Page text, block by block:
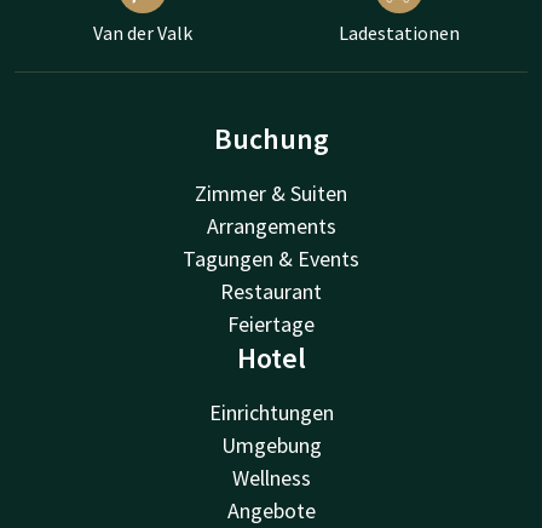
Van der Valk Ladestationen
Buchung
Zimmer & Suiten
Arrangements
Tagungen & Events
Restaurant
Feiertage
Hotel
Einrichtungen
Umgebung
Wellness
Angebote